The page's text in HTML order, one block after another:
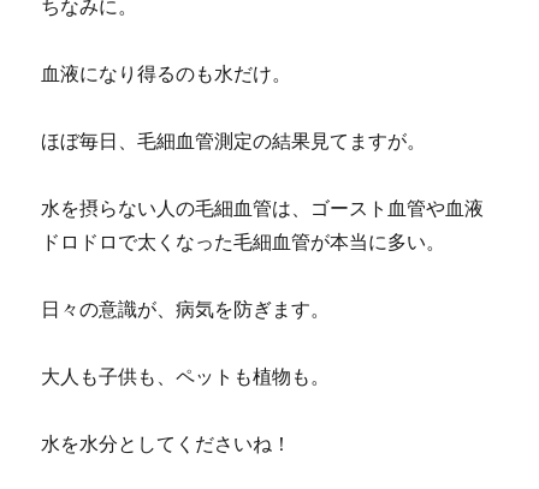
ちなみに。
血液になり得るのも水だけ。
ほぼ毎日、毛細血管測定の結果見てますが。
水を摂らない人の毛細血管は、ゴースト血管や血液
ドロドロで太くなった毛細血管が本当に多い。
日々の意識が、病気を防ぎます。
大人も子供も、ペットも植物も。
水を水分としてくださいね！